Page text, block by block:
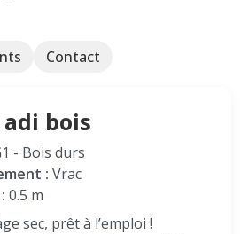
Contact
bois
- Bois durs
: Vrac
0.5 m
sec, prêt à l’emploi !